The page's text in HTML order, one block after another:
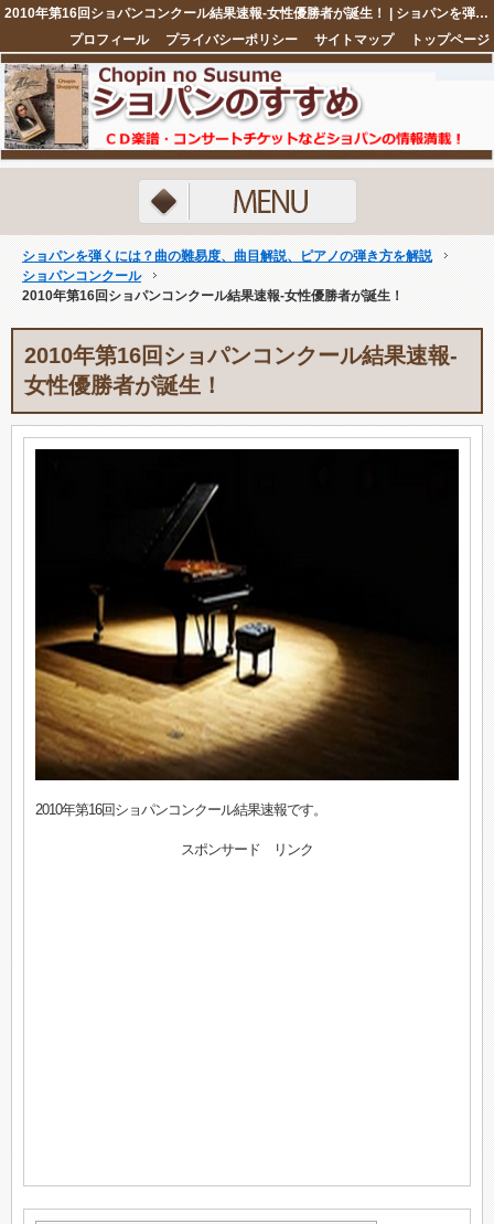
2010年第16回ショパンコンクール結果速報-女性優勝者が誕生！ | ショパンを弾くには？曲の難易度、曲目解説、ピアノの弾き方を解説
トップページ
サイトマップ
プライバシーポリシー
プロフィール
注目ネタ5選
ショパンを弾くには？曲の難易度、曲目解説、ピアノの弾き方を解説
ショパンコンクール
2010年第16回ショパンコンクール結果速報-女性優勝者が誕生！
2010年第16回ショパンコンクール結果速報-
女性優勝者が誕生！
2010年第16回ショパンコンクール結果速報です。
スポンサード リンク